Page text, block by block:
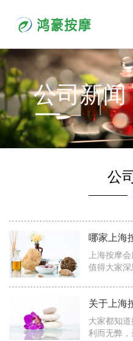
公司新闻
公
哪家上海
上海按摩
值得大家
面...
关于上海
大家都知
利而无弊